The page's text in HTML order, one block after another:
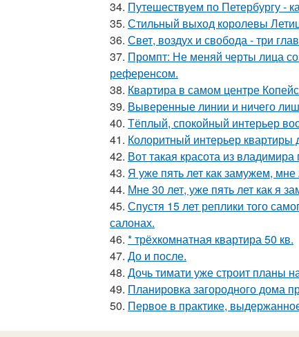
34. Путешествуем по Петербургу -
35. Стильный выход королевы
36. Свет, воздух и свобода - три
37. Промпт: Не меняй черты лица
референсом.
38. Квартира в самом центре
39. Выверенные линии и ничего
40. Тёплый, спокойный интерьер
41. Колоритный интерьер
42. Вот такая красота из владимира
43. Я уже пять лет как замужем, мне
44. Мне 30 лет, уже пять лет как я
45. Спустя 15 лет реплики того
салонах.
46. * трёхкомнатная квартира 50 кв.
47. До и после.
48. Дочь тимати уже строит планы
49. Планировка загородного дома
50. Первое в практике,